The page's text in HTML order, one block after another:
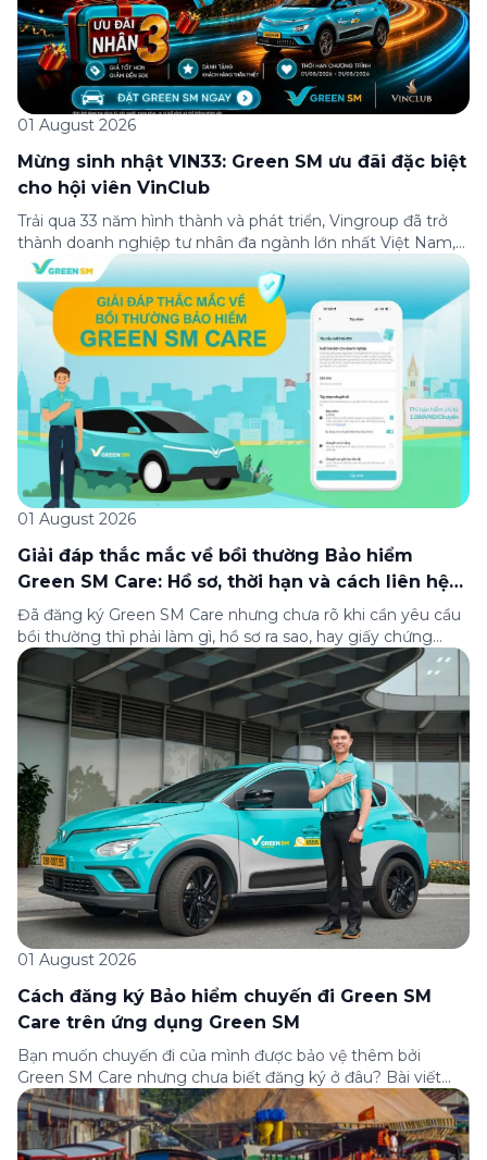
01 August 2026
Mừng sinh nhật VIN33: Green SM ưu đãi đặc biệt
cho hội viên VinClub
Trải qua 33 năm hình thành và phát triển, Vingroup đã trở
thành doanh nghiệp tư nhân đa ngành lớn nhất Việt Nam,
lọt Top 30 doanh nghiệp lớn nhất Đông Nam Á theo bảng
xếp hạng của Tạp chí Fortune (Mỹ). Nhân kỷ niệm 33 năm
thành lập (8/8/1993 đến 8/8/2026), Green SM trân […]
01 August 2026
Giải đáp thắc mắc về bồi thường Bảo hiểm
Green SM Care: Hồ sơ, thời hạn và cách liên hệ
hỗ trợ
Đã đăng ký Green SM Care nhưng chưa rõ khi cần yêu cầu
bồi thường thì phải làm gì, hồ sơ ra sao, hay giấy chứng
nhận bảo hiểm tìm ở đâu? Bài viết này tổng hợp đầy đủ các
câu hỏi thường gặp nhất về quy trình bồi thường và hỗ trợ
của Green […]
01 August 2026
Cách đăng ký Bảo hiểm chuyến đi Green SM
Care trên ứng dụng Green SM
Bạn muốn chuyến đi của mình được bảo vệ thêm bởi
Green SM Care nhưng chưa biết đăng ký ở đâu? Bài viết
dưới đây sẽ hướng dẫn chi tiết cách tham gia (và hủy tham
gia) gói bảo hiểm này ngay trên ứng dụng Green SM, cùng
những lưu ý quan trọng trước khi […]